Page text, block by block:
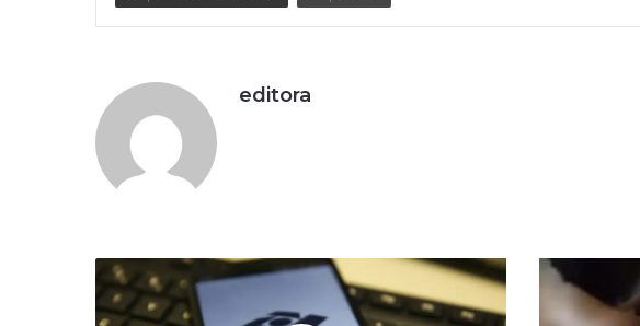
editora
Receita
Federal
divulga
Motorista
aplicativo